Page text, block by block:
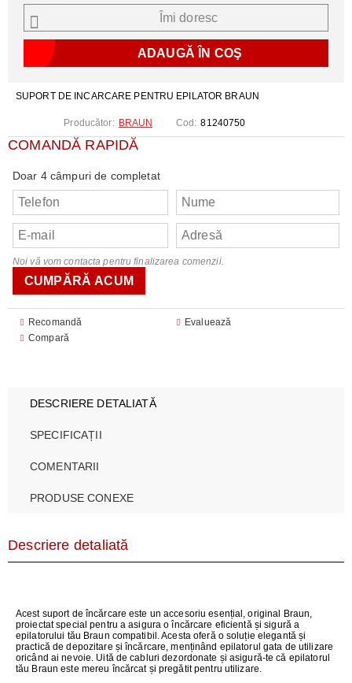
SUPORT DE INCARCARE PENTRU EPILATOR BRAUN
Producător: BRAUN Cod: 81240750
COMANDĂ RAPIDĂ
Doar 4 câmpuri de completat
Noi vă vom contacta pentru finalizarea comenzii.
Recomandă
Evaluează
Compară
Îmi doresc
DESCRIERE DETALIATĂ
SPECIFICAȚII
COMENTARII
PRODUSE CONEXE
Descriere detaliată
Acest suport de încărcare este un accesoriu esențial, original Braun,
proiectat special pentru a asigura o încărcare eficientă și sigură a
epilatorului tău Braun compatibil. Acesta oferă o soluție elegantă și
practică de depozitare și încărcare, menținând epilatorul gata de utilizare
oricând ai nevoie. Uită de cabluri dezordonate și asigură-te că epilatorul
tău Braun este mereu încărcat și pregătit pentru utilizare.